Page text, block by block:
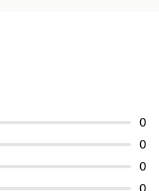
0
0
0